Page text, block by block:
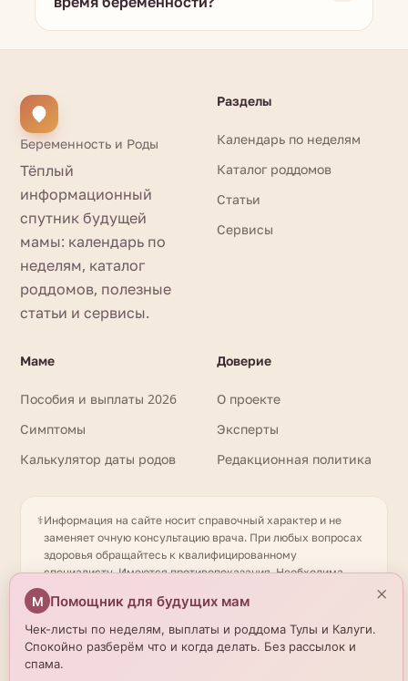
Беременность и Роды
Тёплый
информационный
спутник будущей
мамы: календарь по
неделям, каталог
роддомов, полезные
статьи и сервисы.
Разделы
Календарь по неделям
Каталог роддомов
Статьи
Сервисы
Маме
Пособия и выплаты 2026
Симптомы
Калькулятор даты родов
Доверие
О проекте
Эксперты
Редакционная политика
⚕️Информация на сайте носит справочный характер и не
заменяет очную консультацию врача. При любых вопросах
здоровья обращайтесь к квалифицированному
специалисту. Имеются противопоказания. Необходима
консультация специалиста. Данные о роддомах получены
из открытых источников и могут отличаться от актуальной
информации — уточняйте по телефону. © 2026
beremennostirody.ru
М Помощник для будущих мам
Чек-листы по неделям, выплаты и роддома Тулы и Калуги.
Спокойно разберём что и когда делать. Без рассылок и
спама.
×